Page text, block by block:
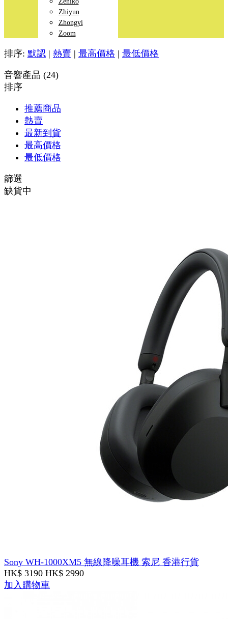
Zhiyun
Zhongyi
Zoom
排序: 默認 | 熱賣 | 最高價格 | 最低價格
音響產品 (24)
排序
推薦商品
熱賣
最新到貨
最高價格
最低價格
篩選
缺貨中
Sony WH-1000XM5 無線降噪耳機 索尼 香港行貨
HK$ 3190 HK$ 2990
加入購物車